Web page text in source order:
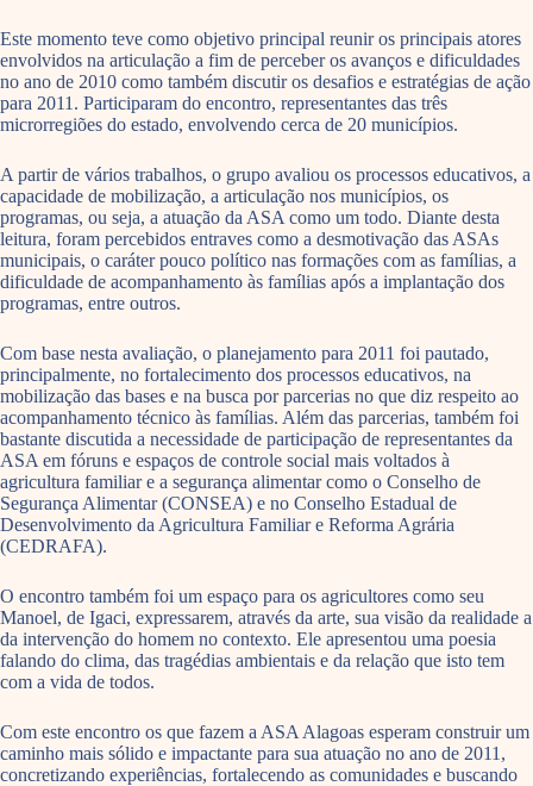
Este momento teve como objetivo principal reunir os principais atores
envolvidos na articulação a fim de perceber os avanços e dificuldades
no ano de 2010 como também discutir os desafios e estratégias de ação
para 2011. Participaram do encontro, representantes das três
microrregiões do estado, envolvendo cerca de 20 municípios.
A partir de vários trabalhos, o grupo avaliou os processos educativos, a
capacidade de mobilização, a articulação nos municípios, os
programas, ou seja, a atuação da ASA como um todo. Diante desta
leitura, foram percebidos entraves como a desmotivação das ASAs
municipais, o caráter pouco político nas formações com as famílias, a
dificuldade de acompanhamento às famílias após a implantação dos
programas, entre outros.
Com base nesta avaliação, o planejamento para 2011 foi pautado,
principalmente, no fortalecimento dos processos educativos, na
mobilização das bases e na busca por parcerias no que diz respeito ao
acompanhamento técnico às famílias. Além das parcerias, também foi
bastante discutida a necessidade de participação de representantes da
ASA em fóruns e espaços de controle social mais voltados à
agricultura familiar e a segurança alimentar como o Conselho de
Segurança Alimentar (CONSEA) e no Conselho Estadual de
Desenvolvimento da Agricultura Familiar e Reforma Agrária
(CEDRAFA).
O encontro também foi um espaço para os agricultores como seu
Manoel, de Igaci, expressarem, através da arte, sua visão da realidade a
da intervenção do homem no contexto. Ele apresentou uma poesia
falando do clima, das tragédias ambientais e da relação que isto tem
com a vida de todos.
Com este encontro os que fazem a ASA Alagoas esperam construir um
caminho mais sólido e impactante para sua atuação no ano de 2011,
concretizando experiências, fortalecendo as comunidades e buscando